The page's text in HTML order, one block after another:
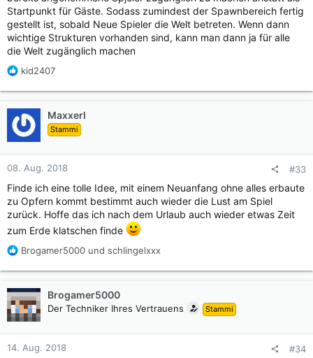
Startpunkt für Gäste. Sodass zumindest der Spawnbereich fertig
gestellt ist, sobald Neue Spieler die Welt betreten. Wenn dann
wichtige Strukturen vorhanden sind, kann man dann ja für alle
die Welt zugänglich machen
R
a
k
t
i
o
n
e
n
:
kid2407
Maxxerl
Stammi
08. Aug. 2018 #33
Finde ich eine tolle Idee, mit einem Neuanfang ohne alles erbaute
zu Opfern kommt bestimmt auch wieder die Lust am Spiel
zurück. Hoffe das ich nach dem Urlaub auch wieder etwas Zeit
zum Erde klatschen finde
R
a
k
t
i
o
n
e
Brogamer5000 und schlingelxxx
Brogamer5000
Der Techniker Ihres Vertrauens Stammi
14. Aug. 2018 #34